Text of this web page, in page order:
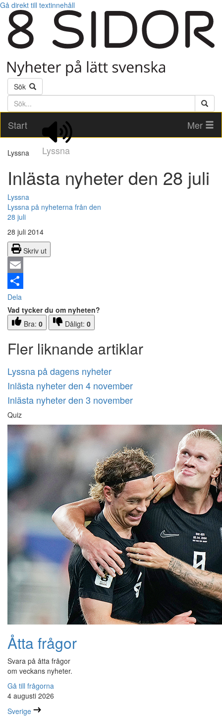
Gå direkt till textinnehåll
Sök
Söktext
Start
Lyssna
Mer
Lyssna
Inlästa nyheter den 28 juli
Lyssna
Lyssna på nyheterna från den
28 juli
28 juli 2014
Skriv ut
Email
Dela
Vad tycker du om nyheten?
Bra: 0 Dåligt: 0
Fler liknande artiklar
Lyssna på dagens nyheter
Inlästa nyheter den 4 november
Inlästa nyheter den 3 november
Quiz
Åtta frågor
Svara på åtta frågor
om veckans nyheter.
Gå till frågorna
4 augusti 2026
Sverige